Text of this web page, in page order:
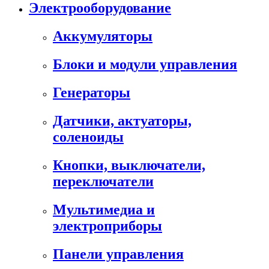
Электрооборудование
Аккумуляторы
Блоки и модули управления
Генераторы
Датчики, актуаторы,
соленоиды
Кнопки, выключатели,
переключатели
Мультимедиа и
электроприборы
Панели управления